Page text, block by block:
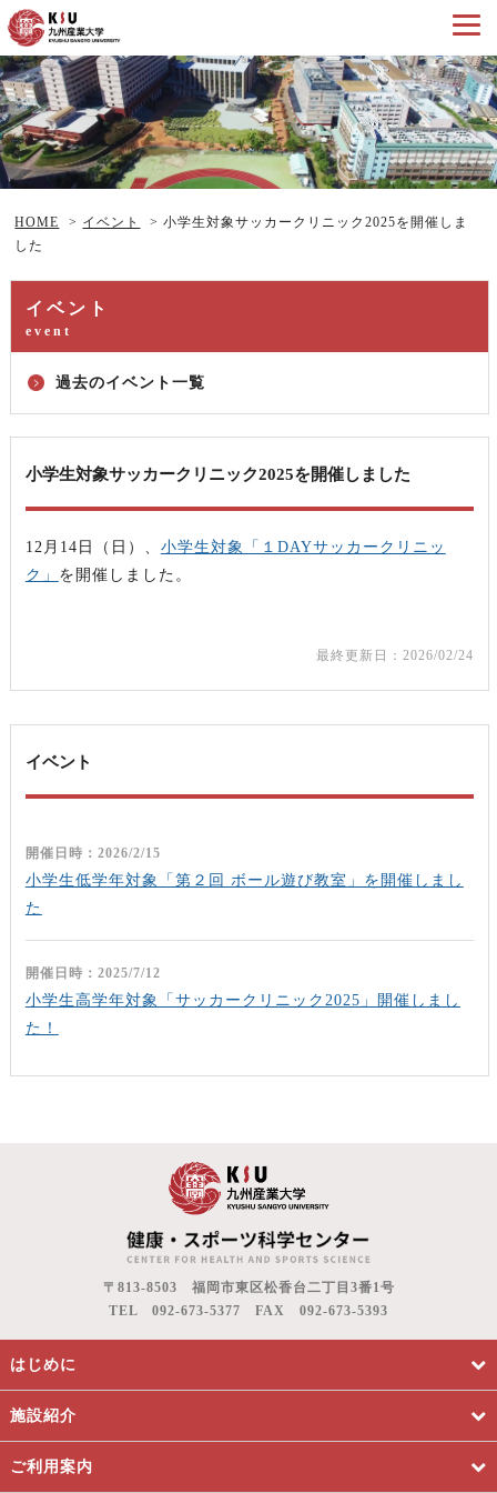
HOME > イベント >小学生対象サッカークリニック2025を開催しま
した
イベント
event
過去のイベント一覧
小学生対象サッカークリニック2025を開催しました
12月14日（日）、 小学生対象「１DAYサッカークリニッ
ク」 を開催しました。
最終更新日：2026/02/24
イベント
開催日時：2026/2/15
小学生低学年対象「第２回 ボール遊び教室」を開催しまし
た
開催日時：2025/7/12
小学生高学年対象「サッカークリニック2025」開催しまし
た！
〒813-8503 福岡市東区松香台二丁目3番1号
TEL 092-673-5377 FAX 092-673-5393
はじめに
施設紹介
ご利用案内